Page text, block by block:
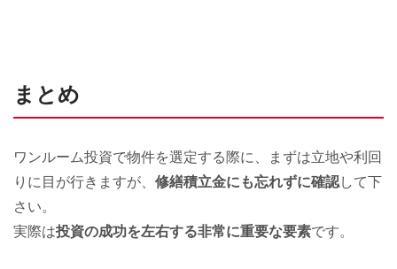
まとめ
ワンルーム投資で物件を選定する際に、まずは立地や利回
りに目が行きますが、 修繕積立金にも忘れずに確認して下
さい。
実際は投資の成功を左右する非常に重要な要素です。